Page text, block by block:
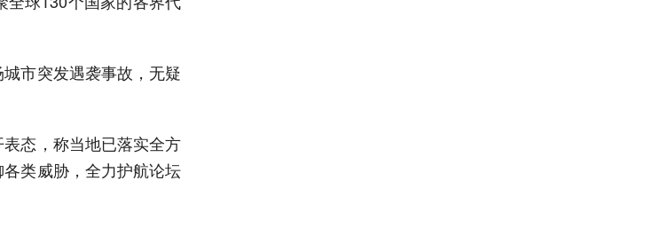
市突发遇袭事故，无疑
态，称当地已落实全方
类威胁，全力护航论坛